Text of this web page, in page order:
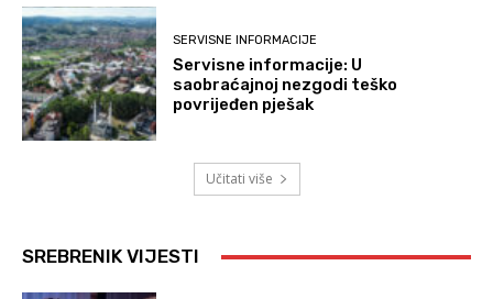
SERVISNE INFORMACIJE
Servisne informacije: U
saobraćajnoj nezgodi teško
povrijeđen pješak
Učitati više
SREBRENIK VIJESTI